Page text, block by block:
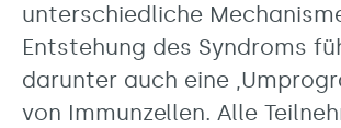
unterschiedliche
Entstehung des Syndroms
darunter auch eine
von Immunzellen. Alle